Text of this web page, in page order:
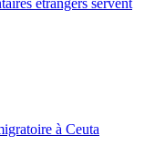
étrangers servent
à Ceuta